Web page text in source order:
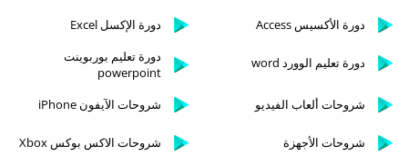
دورة الأكسيس Access دورة الإكسل Excel
دورة تعليم الوورد word
دورة تعليم بوربوينت
powerpoint
شروحات ألعاب الفيديو
شروحات الآيفون iPhone
شروحات الأجهزة شروحات الاكس بوكس Xbox